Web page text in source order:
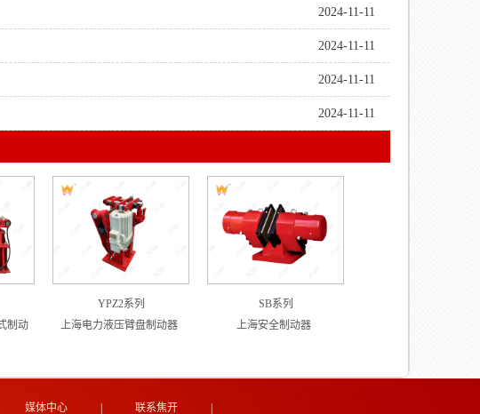
2024-11-11
2024-11-11
2024-11-11
2024-11-11
制动
YPZ2系列
上海电力液压臂盘制动器
SB系列
上海安全制动器
媒体中心 联系焦开